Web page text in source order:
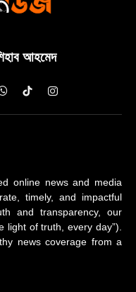
আহমেদ
WhatsAppTikTokInstagram
online news and media
timely, and impactful
and transparency, our
light of truth, every day”).
news coverage from a